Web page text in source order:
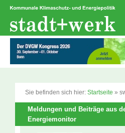
Zum
springen
Sie befinden sich hier: Startseite »
Meldungen und Beiträge aus
Energiemonitor